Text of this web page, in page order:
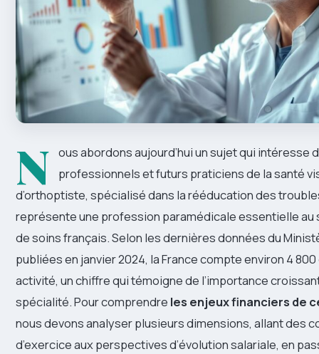
N ous abordons aujourd’hui un sujet qui intéresse
professionnels et futurs praticiens de la santé
d’orthoptiste, spécialisé dans la rééducation des
représente une profession paramédicale essentielle au
de soins français. Selon les dernières données du
publiées en janvier 2024, la France compte environ 4
activité, un chiffre qui témoigne de l’importance
spécialité. Pour comprendre les enjeux financiers de
nous devons analyser plusieurs dimensions, allant des
d’exercice aux perspectives d’évolution salariale, en